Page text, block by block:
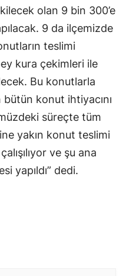
olan 9 bin 300’e
9 da ilçemizde
teslimi
kura çekimleri ile
Bu konutlarla
bütün konut ihtiyacını
süreçte tüm
yakın konut teslimi
ve şu ana
yapıldı” dedi.